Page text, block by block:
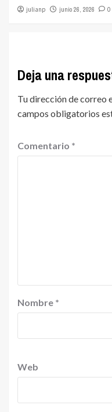
julianp junio 26, 2026 0
Deja una
Tu dirección de correo
campos obligatorios
Comentario *
Nombre *
Web